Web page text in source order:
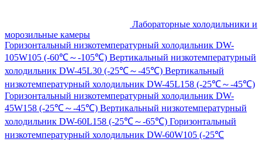
Лабораторные холодильники и
морозильные камеры
Горизонтальный низкотемпературный холодильник DW-
105W105 (-60℃～-105℃) Вертикальный низкотемпературный
холодильник DW-45L30 (-25℃～-45℃) Вертикальный
низкотемпературный холодильник DW-45L158 (-25℃～-45℃)
Горизонтальный низкотемпературный холодильник DW-
45W158 (-25℃～-45℃) Вертикальный низкотемпературный
холодильник DW-60L158 (-25℃～-65℃) Горизонтальный
низкотемпературный холодильник DW-60W105 (-25℃